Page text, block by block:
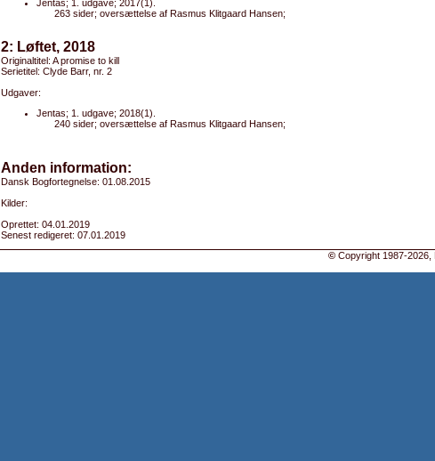
Jentas; 1. udgave; 2017(1).
263 sider; oversættelse af Rasmus Klitgaard Hansen;
2: Løftet, 2018
Originaltitel: A promise to kill
Serietitel: Clyde Barr, nr. 2
Udgaver:
Jentas; 1. udgave; 2018(1).
240 sider; oversættelse af Rasmus Klitgaard Hansen;
Anden information:
Dansk Bogfortegnelse: 01.08.2015
Kilder:
Oprettet: 04.01.2019
Senest redigeret: 07.01.2019
© Copyright 1987-